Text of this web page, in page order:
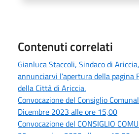
Contenuti correlati
Gianluca Staccoli, Sindaco di
annunciarvi l’apertura della pagina
della Città di Ariccia.
Convocazione del Consiglio
Dicembre 2023 alle ore 15,00
Convocazione del CONSIGLIO